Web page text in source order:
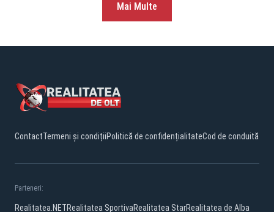
Mai Multe
ContactTermeni și condițiiPolitică de confidențialitateCod de conduită
Parteneri:
Realitatea.NETRealitatea SportivaRealitatea StarRealitatea de Alba